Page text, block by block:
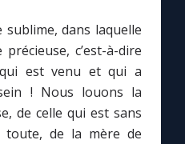
dans laquelle
c’est-à-dire
qui est venu et qui a
! Nous louons la
de celle qui est sans
de la mère de